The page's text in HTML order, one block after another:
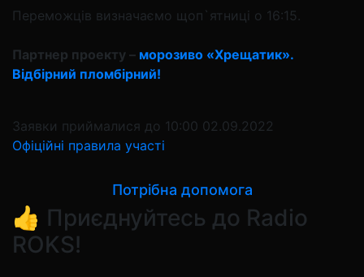
Переможців визначаємо щоп`ятниці о 16:15.
Партнер проекту – морозиво «Хрещатик».
Відбірний пломбірний!
Заявки приймалися до 10:00 02.09.2022
Офіційні правила участі
Потрібна допомога
👍 Приєднуйтесь до Radio
ROKS!